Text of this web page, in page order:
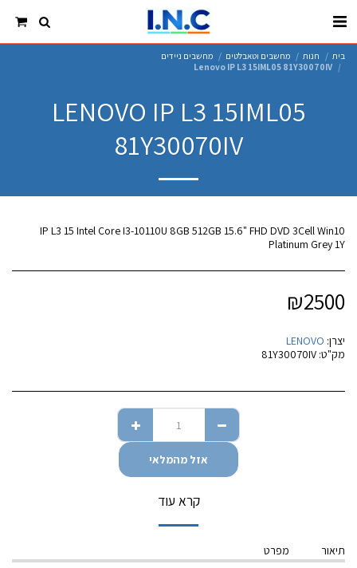
בית חנות מחשבים וטאבלטים
מחשבים ניידים
Lenovo IP L3 15IML05 81Y30070IV
LENOVO IP L3 15IML05
81Y30070IV
IP L3 15 Intel Core I3-10110U 8GB 512GB 15.6" FHD DVD 3Cell Win10
Platinum Grey 1Y
₪2500
יצרן: LENOVO
מק"ט: 81Y30070IV
אזל מהמלאי
קרא עוד
תיאור מפרט